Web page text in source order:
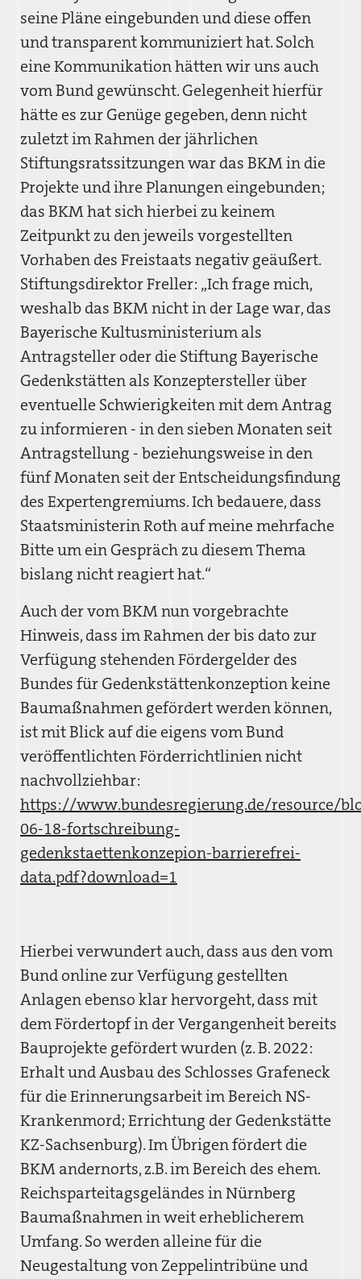
seine Pläne eingebunden und diese offen
und transparent kommuniziert hat. Solch
eine Kommunikation hätten wir uns auch
vom Bund gewünscht. Gelegenheit hierfür
hätte es zur Genüge gegeben, denn nicht
zuletzt im Rahmen der jährlichen
Stiftungsratssitzungen war das BKM in die
Projekte und ihre Planungen eingebunden;
das BKM hat sich hierbei zu keinem
Zeitpunkt zu den jeweils vorgestellten
Vorhaben des Freistaats negativ geäußert.
Stiftungsdirektor Freller: „Ich frage mich,
weshalb das BKM nicht in der Lage war, das
Bayerische Kultusministerium als
Antragsteller oder die Stiftung Bayerische
Gedenkstätten als Konzeptersteller über
eventuelle Schwierigkeiten mit dem Antrag
zu informieren - in den sieben Monaten seit
Antragstellung - beziehungsweise in den
fünf Monaten seit der Entscheidungsfindung
des Expertengremiums. Ich bedauere, dass
Staatsministerin Roth auf meine mehrfache
Bitte um ein Gespräch zu diesem Thema
bislang nicht reagiert hat.“
Auch der vom BKM nun vorgebrachte
Hinweis, dass im Rahmen der bis dato zur
Verfügung stehenden Fördergelder des
Bundes für Gedenkstättenkonzeption keine
Baumaßnahmen gefördert werden können,
ist mit Blick auf die eigens vom Bund
veröffentlichten Förderrichtlinien nicht
nachvollziehbar:
https://www.bundesregierung.de/resource/
06-18-fortschreibung-
gedenkstaettenkonzepion-barrierefrei-
data.pdf?download=1
Hierbei verwundert auch, dass aus den vom
Bund online zur Verfügung gestellten
Anlagen ebenso klar hervorgeht, dass mit
dem Fördertopf in der Vergangenheit bereits
Bauprojekte gefördert wurden (z. B. 2022:
Erhalt und Ausbau des Schlosses Grafeneck
für die Erinnerungsarbeit im Bereich NS-
Krankenmord; Errichtung der Gedenkstätte
KZ-Sachsenburg). Im Übrigen fördert die
BKM andernorts, z.B. im Bereich des ehem.
Reichsparteitagsgeländes in Nürnberg
Baumaßnahmen in weit erheblicherem
Umfang. So werden alleine für die
Neugestaltung von Zeppelintribüne und